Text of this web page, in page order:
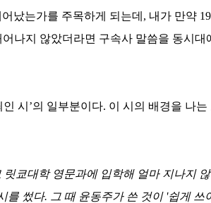
났는가를 주목하게 되는데 , 내가 만약
어나지 않았더라면 구속사 말씀을 동시
시 ’의 일부분이다. 이 시의 배경을 나
릿쿄대학 영문과에 입학해 얼마 지나지
를 썼다. 그 때 윤동주가 쓴 것이 '쉽게 쓰